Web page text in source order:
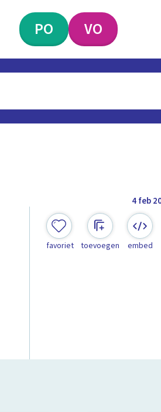
PO VO
4 feb
favoriet toevoegen embed